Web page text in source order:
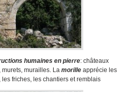
humaines en pierre: châteaux
murailles. La morille apprécie les
, les friches, les chantiers et remblais